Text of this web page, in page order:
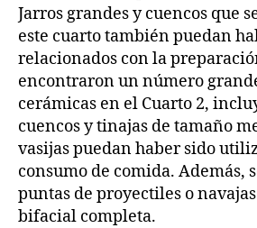
Jarros grandes y cuencos que
este cuarto también puedan
relacionados con la
encontraron un número
cerámicas en el Cuarto 2,
cuencos y tinajas de tamaño
vasijas puedan haber sido
consumo de comida. Además,
puntas de proyectiles o
bifacial completa.